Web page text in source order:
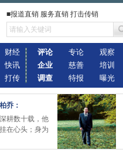
■报道直销 服务直销 打击传销
财经
快讯
打传
评论
企业
调查
专论
慈善
特报
观察
培训
曝光
乔：
耕数十载，他
在心头；身为